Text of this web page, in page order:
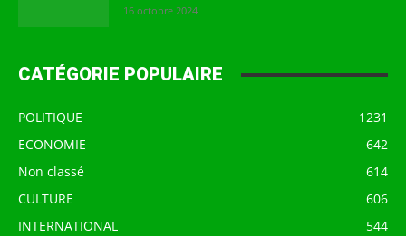
16 octobre 2024
CATÉGORIE POPULAIRE
POLITIQUE
1231
ECONOMIE
642
Non classé
614
CULTURE
606
INTERNATIONAL
544